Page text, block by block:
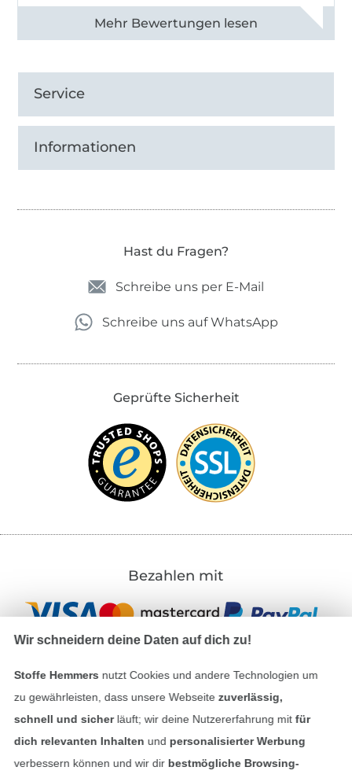
Alle 82950 Bewertungen ansehen
Service
Informationen
Hast du Fragen?
Schreibe uns per E-Mail
Schreibe uns auf WhatsApp
Geprüfte Sicherheit
Bezahlen mit
Unsere Versandpartner
Wir schneidern deine Daten auf dich zu!
Stoffe Hemmers nutzt Cookies und andere Technologien um
zu gewährleisten, dass unsere Webseite zuverlässig,
schnell und sicherläuft; wir deine Nutzererfahrung mitfür
dich relevanten Inhalten und personalisierter Werbung
verbessern können und wir dir bestmögliche Browsing-